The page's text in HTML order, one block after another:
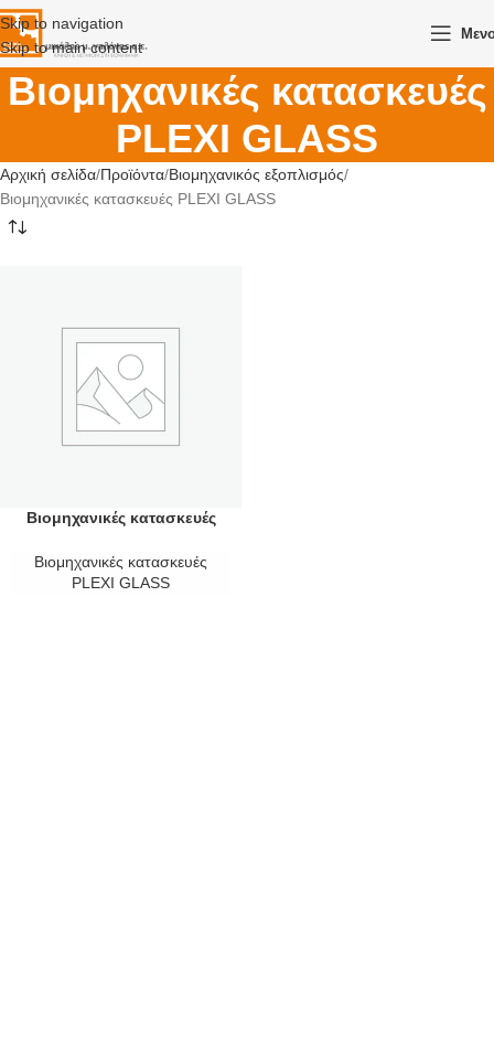
Skip to navigation
Skip to main content
Βιομηχανικές κατασκευές
PLEXI GLASS
Αρχική σελίδα Προϊόντα Βιομηχανικός εξοπλισμός
Βιομηχανικές κατασκευές PLEXI GLASS
Βιομηχανικές κατασκευές
Βιομηχανικές κατασκευές
PLEXI GLASS